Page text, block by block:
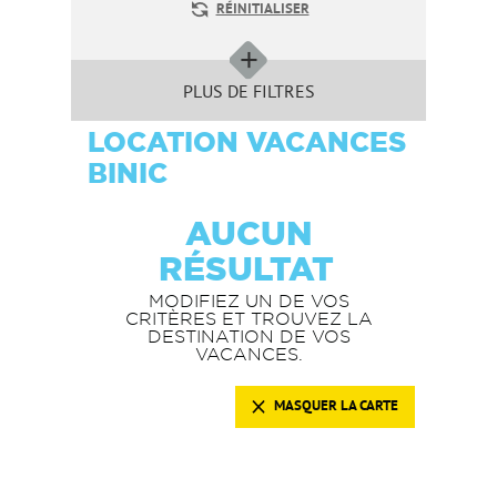
RÉINITIALISER
PLUS DE FILTRES
LOCATION VACANCES
BINIC
AUCUN
RÉSULTAT
MODIFIEZ UN DE VOS
CRITÈRES ET TROUVEZ LA
DESTINATION DE VOS
VACANCES.
MASQUER LA CARTE